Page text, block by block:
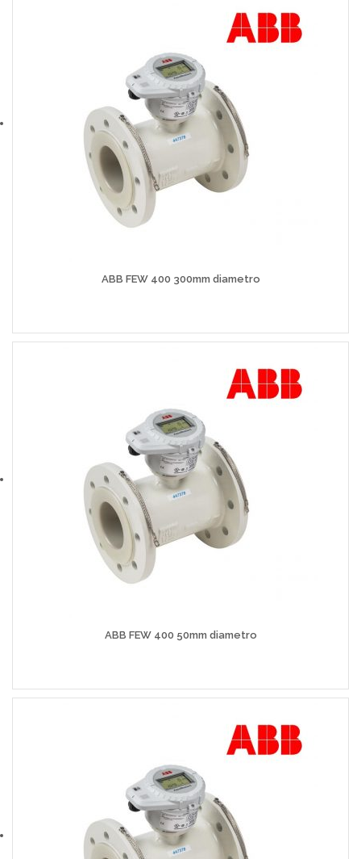
ABB FEW 400 300mm diametro
ABB FEW 400 50mm diametro